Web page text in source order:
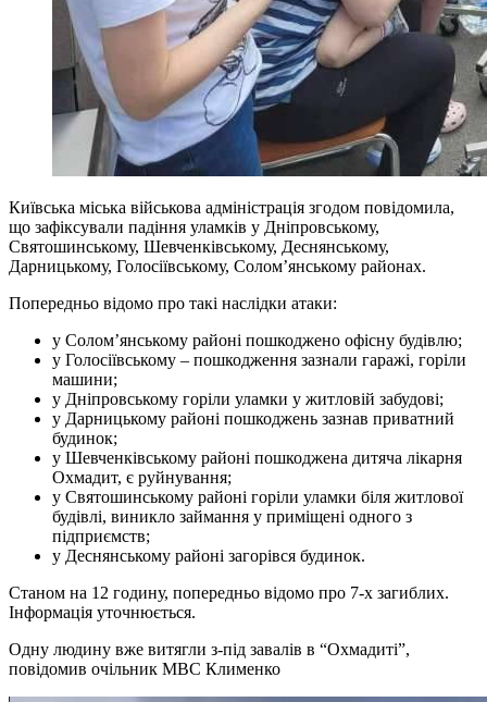
Київська міська військова адміністрація згодом повідомила,
що зафіксували падіння уламків у Дніпровському,
Святошинському, Шевченківському, Деснянському,
Дарницькому, Голосіївському, Солом’янському районах.
Попередньо відомо про такі наслідки атаки:
у Солом’янському районі пошкоджено офісну будівлю;
у Голосіївському – пошкодження зазнали гаражі, горіли
машини;
у Дніпровському горіли уламки у житловій забудові;
у Дарницькому районі пошкоджень зазнав приватний
будинок;
у Шевченківському районі пошкоджена дитяча лікарня
Охмадит, є руйнування;
у Святошинському районі горіли уламки біля житлової
будівлі, виникло займання у приміщені одного з
підприємств;
у Деснянському районі загорівся будинок.
Станом на 12 годину, попередньо відомо про 7-х загиблих.
Інформація уточнюється.
Одну людину вже витягли з-під завалів в “Охмадиті”,
повідомив очільник МВС Клименко